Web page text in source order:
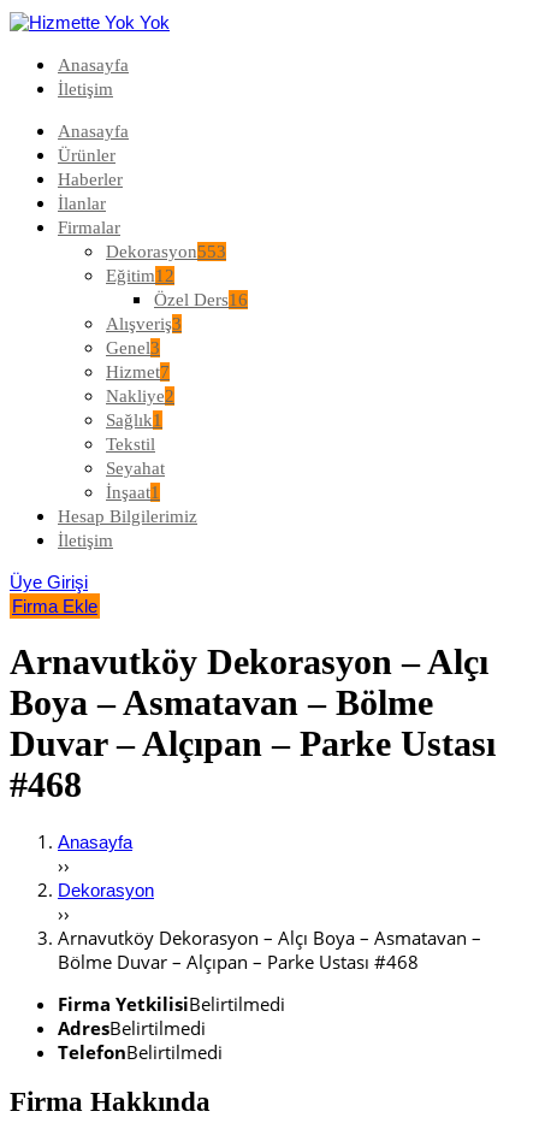
Anasayfa
İletişim
Anasayfa
Ürünler
Haberler
İlanlar
Firmalar
Dekorasyon553
Eğitim12
Özel Ders16
Alışveriş3
Genel3
Hizmet7
Nakliye2
Sağlık1
Tekstil
Seyahat
İnşaat1
Hesap Bilgilerimiz
İletişim
Üye Girişi
Firma Ekle
Arnavutköy Dekorasyon – Alçı
Boya – Asmatavan – Bölme
Duvar – Alçıpan – Parke Ustası
#468
Anasayfa
››
Dekorasyon
››
Arnavutköy Dekorasyon – Alçı Boya – Asmatavan –
Bölme Duvar – Alçıpan – Parke Ustası #468
Firma YetkilisiBelirtilmedi
AdresBelirtilmedi
TelefonBelirtilmedi
Firma Hakkında